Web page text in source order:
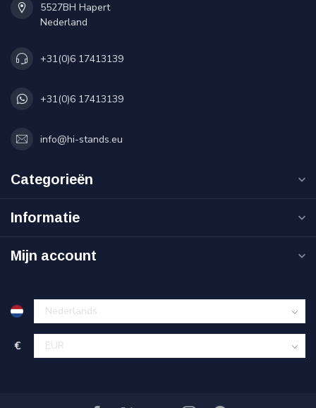
5527BH Hapert
Nederland
+31(0)6 17413139
+31(0)6 17413139
info@hi-stands.eu
Categorieën
Informatie
Mijn account
€